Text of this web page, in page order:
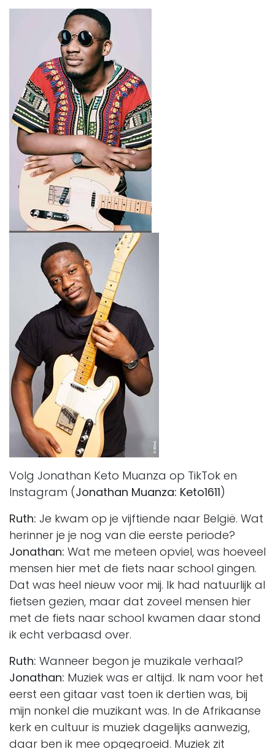
Volg Jonathan Keto Muanza op TikTok en
Instagram (Jonathan Muanza: Keto1611)
Ruth: Je kwam op je vijftiende naar België. Wat
herinner je je nog van die eerste periode?
Jonathan: Wat me meteen opviel, was hoeveel
mensen hier met de fiets naar school gingen.
Dat was heel nieuw voor mij. Ik had natuurlijk al
fietsen gezien, maar dat zoveel mensen hier
met de fiets naar school kwamen daar stond
ik echt verbaasd over.
Ruth: Wanneer begon je muzikale verhaal?
Jonathan: Muziek was er altijd. Ik nam voor het
eerst een gitaar vast toen ik dertien was, bij
mijn nonkel die muzikant was. In de Afrikaanse
kerk en cultuur is muziek dagelijks aanwezig,
daar ben ik mee opgegroeid. Muziek zit